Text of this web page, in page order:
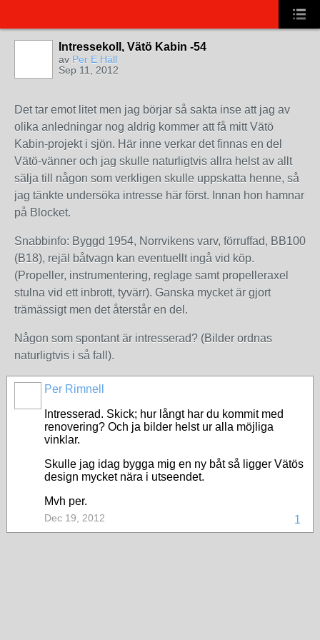
Intressekoll, Vätö Kabin -54
av Per E Häll
Sep 11, 2012
Det tar emot litet men jag börjar så sakta inse att jag av
olika anledningar nog aldrig kommer att få mitt Vätö
Kabin-projekt i sjön. Här inne verkar det finnas en del
Vätö-vänner och jag skulle naturligtvis allra helst av allt
sälja till någon som verkligen skulle uppskatta henne, så
jag tänkte undersöka intresse här först. Innan hon hamnar
på Blocket.
Snabbinfo: Byggd 1954, Norrvikens varv, förruffad, BB100
(B18), rejäl båtvagn kan eventuellt ingå vid köp.
(Propeller, instrumentering, reglage samt propelleraxel
stulna vid ett inbrott, tyvärr). Ganska mycket är gjort
trämässigt men det återstår en del.
Någon som spontant är intresserad? (Bilder ordnas
naturligtvis i så fall).
Per Rimnell
Intresserad. Skick; hur långt har du kommit med
renovering? Och ja bilder helst ur alla möjliga
vinklar.
Skulle jag idag bygga mig en ny båt så ligger Vätös
design mycket nära i utseendet.
Mvh per.
1
Dec 19, 2012